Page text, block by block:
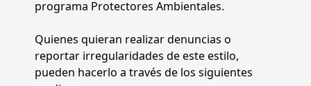
programa Protectores Ambientales.
Quienes quieran realizar denuncias o
reportar irregularidades de este estilo,
pueden hacerlo a través de los siguientes